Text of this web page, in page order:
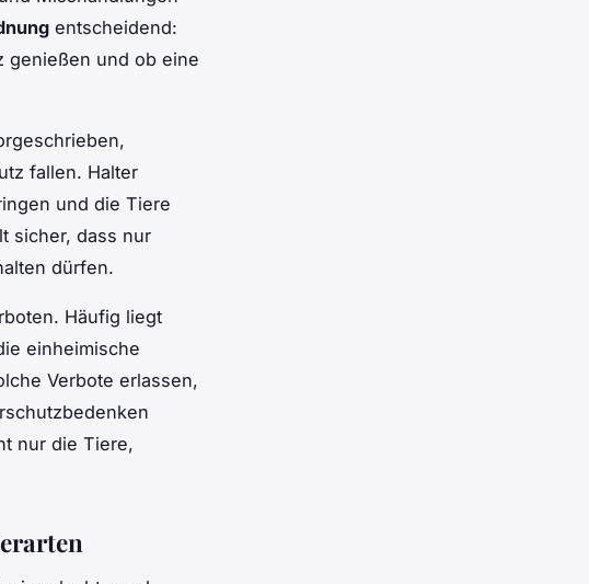
entscheidend:
genießen und ob eine
fallen. Halter
und die Tiere
sicher, dass nur
dürfen.
Häufig liegt
einheimische
Verbote erlassen,
nur die Tiere,